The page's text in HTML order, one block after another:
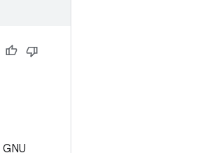
GNU